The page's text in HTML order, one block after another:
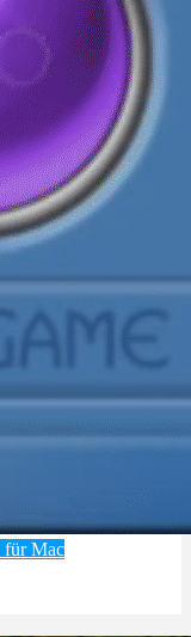
für Mac